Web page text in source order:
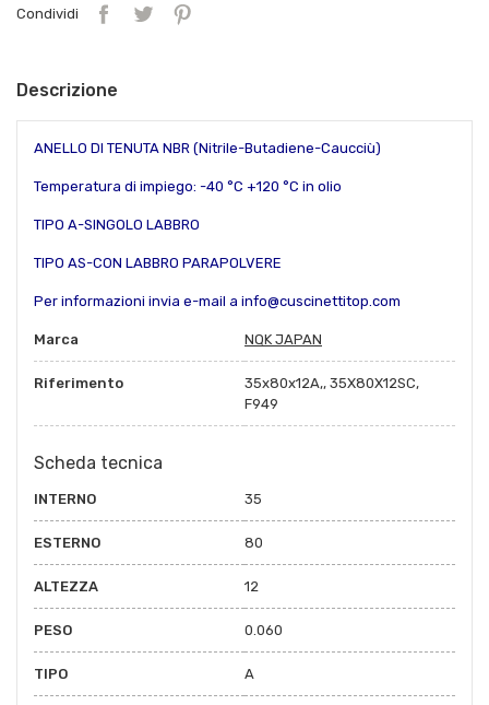
Condividi
Descrizione
ANELLO DI TENUTA NBR (Nitrile-Butadiene-Caucciù)
Temperatura di impiego: -40 °C +120 °C in olio
TIPO A-SINGOLO LABBRO
TIPO AS-CON LABBRO PARAPOLVERE
Per informazioni invia e-mail a info@cuscinettitop.com
Marca NQK JAPAN
Riferimento
35x80x12A,, 35X80X12SC,
F949
Scheda tecnica
INTERNO 35
ESTERNO 80
ALTEZZA 12
PESO 0.060
TIPO A